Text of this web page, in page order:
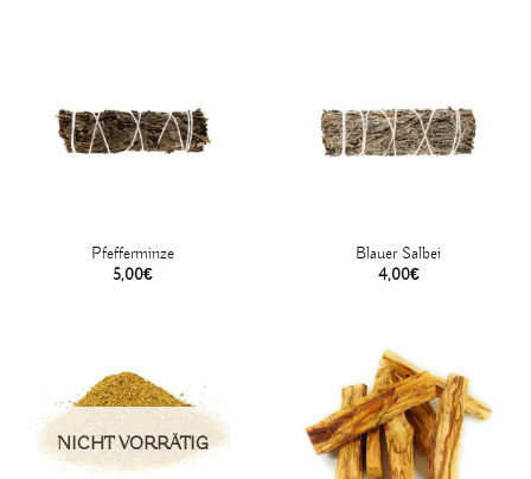
Pfefferminze
5,00€
Blauer Salbei
4,00€
NICHT VORRÄTIG